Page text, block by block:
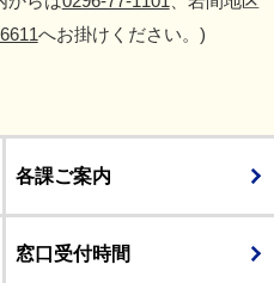
へお掛けください。)
各課ご案内
窓口受付時間